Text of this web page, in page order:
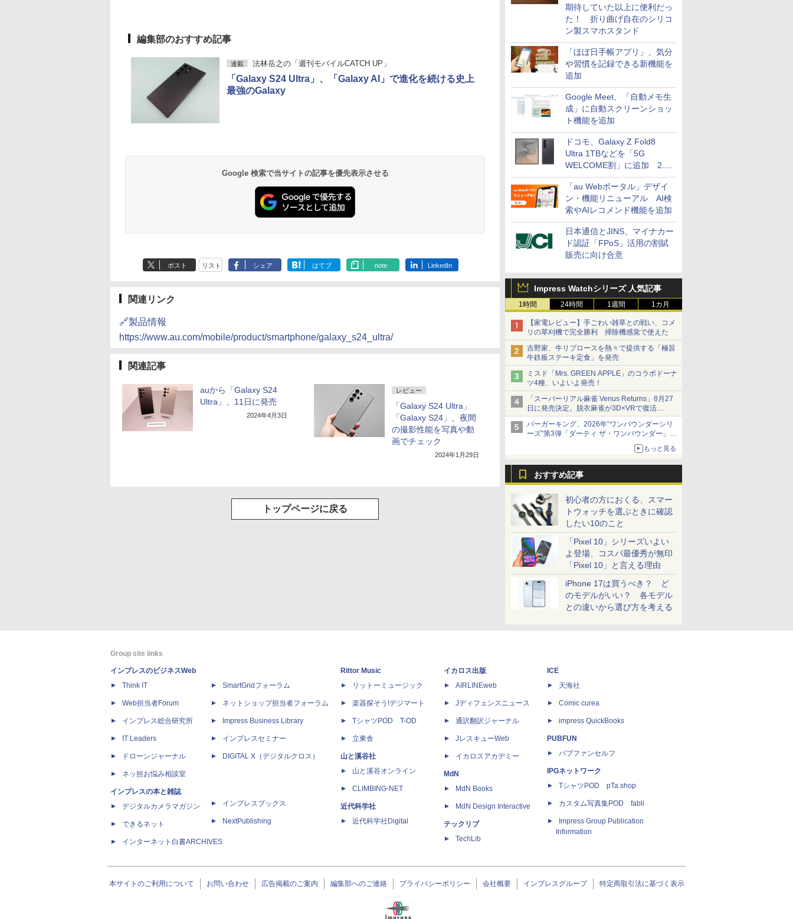
期待していた以上に便利だっ
た！ 折り曲げ自在のシリコ
ン製スマホスタンド
「ほぼ日手帳アプリ」、気分
や習慣を記録できる新機能を
追加
Google Meet、「自動メモ生
成」に自動スクリーンショッ
ト機能を追加
ドコモ、Galaxy Z Fold8
Ultra 1TBなどを「5G
WELCOME割」に追加 2.2
万円引き
「au Webポータル」デザイ
ン・機能リニューアル AI検
索やAIレコメンド機能を追加
日本通信とJINS、マイナカー
ド認証「FPoS」活用の割賦
販売に向け合意
Impress Watchシリーズ 人気記事
1時間 24時間 1週間 1カ月
【家電レビュー】手ごわい雑草との戦い、コメ
リの草刈機で完全勝利 掃除機感覚で使えた
吉野家、牛リブロースを熱々で提供する「極旨
牛鉄板ステーキ定食」を発売
ミスド「Mrs. GREEN APPLE」のコラボドーナ
ツ4種、いよいよ発売！
「スーパーリアル麻雀 Venus Returns」8月27
日に発売決定。脱衣麻雀が3D×VRで復活
発売から2週間は20%オフになるセールが実施
バーガーキング、2026年“ワンパウンダーシリ
ーズ”第3弾「ダーティ ザ・ワンパウンダー」を
「特製ガーリックマヨソース」を使用した超大
もっと見る
おすすめ記事
初心者の方におくる、スマー
トウォッチを選ぶときに確認
したい10のこと
「Pixel 10」シリーズいよい
よ登場、コスパ最優秀が無印
「Pixel 10」と言える理由
iPhone 17は買うべき？ ど
のモデルがいい？ 各モデル
との違いから選び方を考える
編集部のおすすめ記事
連載 法林岳之の「週刊モバイルCATCH UP」
「Galaxy S24 Ultra」、「Galaxy AI」で進化を続ける史上
最強のGalaxy
Google 検索で当サイトの記事を優先表示させる
ポスト リスト シェア はてブ note LinkedIn
関連リンク
🔗製品情報
https://www.au.com/mobile/product/smartphone/galaxy_s24_ultra/
関連記事
auから「Galaxy S24
Ultra」、11日に発売
2024年4月3日
レビュー
「Galaxy S24 Ultra」
「Galaxy S24」、夜間
の撮影性能を写真や動
画でチェック
2024年1月29日
トップページに戻る
Group site links
インプレスのビジネスWeb
Think IT
Web担当者Forum
インプレス総合研究所
IT Leaders
ドローンジャーナル
ネッ担お悩み相談室
インプレスの本と雑誌
デジタルカメラマガジン
できるネット
インターネット白書ARCHIVES
SmartGridフォーラム
ネットショップ担当者フォーラム
Impress Business Library
インプレスセミナー
DIGITAL X（デジタルクロス）
インプレスブックス
NextPublishing
Rittor Music
リットーミュージック
楽器探そう!デジマート
TシャツPOD T-OD
立東舎
山と溪谷社
山と溪谷オンライン
CLIMBING-NET
近代科学社
近代科学社Digital
イカロス出版
AIRLINEweb
Jディフェンスニュース
通訳翻訳ジャーナル
JレスキューWeb
イカロスアカデミー
MdN
MdN Books
MdN Design Interactive
テックリブ
TechLib
ICE
天海社
Comic curea
impress QuickBooks
PUBFUN
パブファンセルフ
IPGネットワーク
TシャツPOD pTa.shop
カスタム写真集POD fabli
Impress Group Publication
Information
本サイトのご利用について お問い合わせ 広告掲載のご案内 編集部へのご連絡 プライバシーポリシー 会社概要 インプレスグループ 特定商取引法に基づく表示